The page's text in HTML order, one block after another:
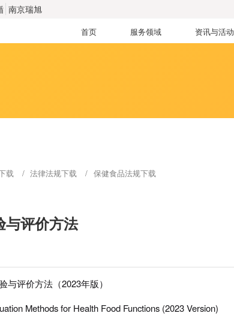
南京瑞旭
首页 服务领域 资讯与活动
载 法律法规下载 保健食品法规下载
与评价方法
与评价方法（2023年版）
Methods for Health Food Functions (2023 Version)